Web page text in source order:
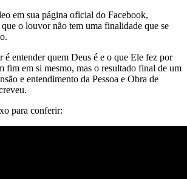
em sua página oficial do Facebook,
o louvor não tem uma finalidade que se
é entender quem Deus é e o que Ele fez por
fim em si mesmo, mas o resultado final de um
e entendimento da Pessoa e Obra de
para conferir: